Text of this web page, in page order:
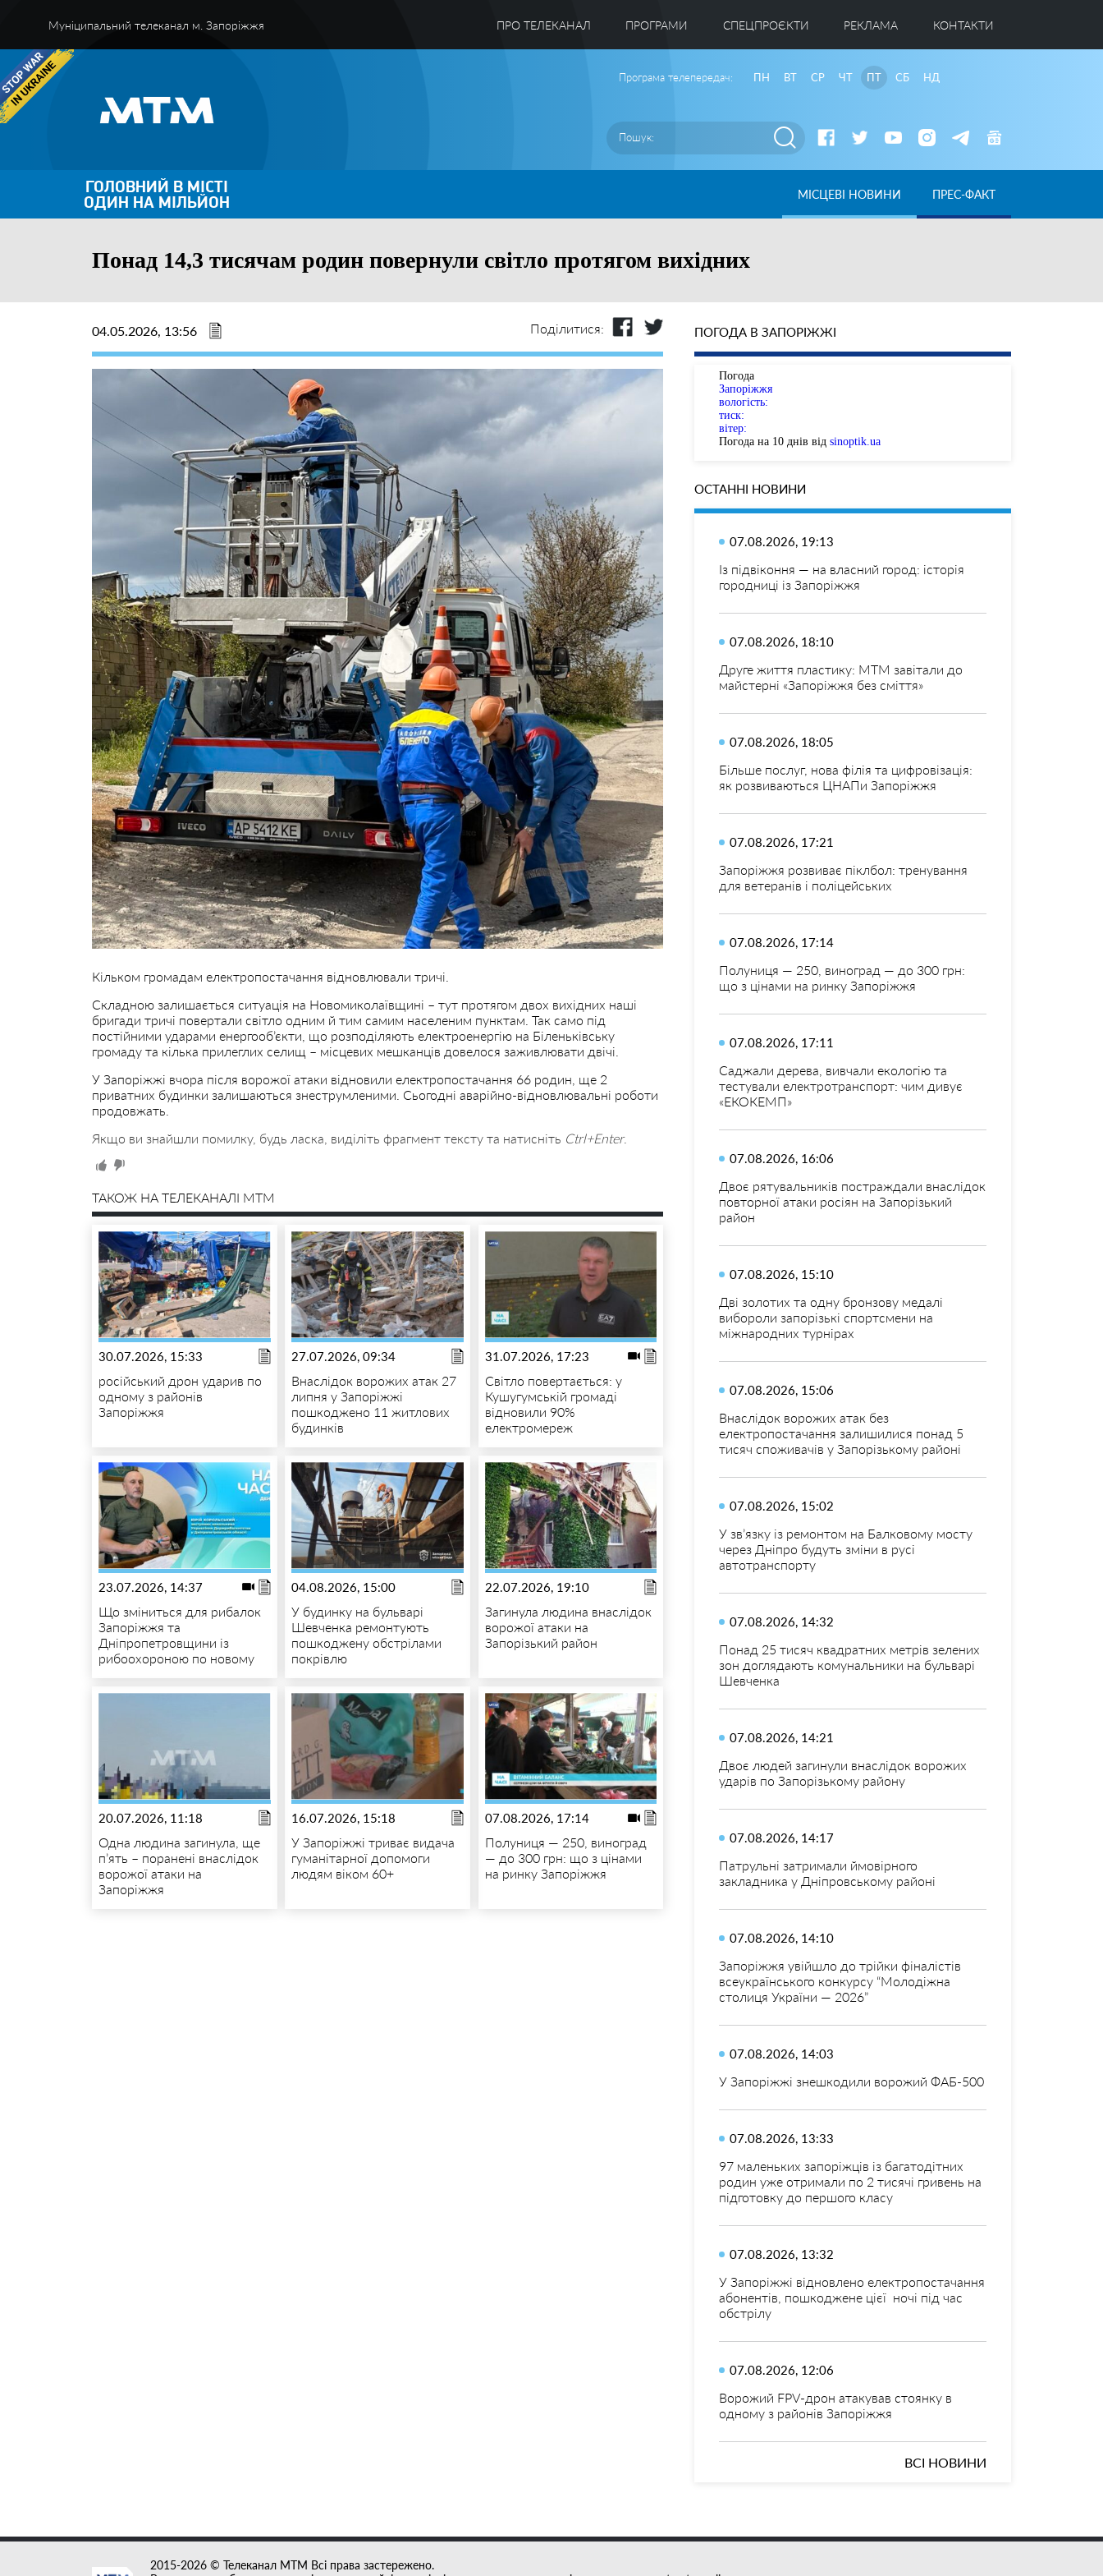
Муніципальний телеканал м. Запоріжжя ПРО ТЕЛЕКАНАЛ ПРОГРАМИ CПЕЦПРОЄКТИ РЕКЛАМА КОНТАКТИ
Програма телепередач: ПН ВТ СР ЧТ ПТ СБ НД
ГОЛОВНИЙ В МІСТІ
ОДИН НА МІЛЬЙОН МІСЦЕВІ НОВИНИ ПРЕС-ФАКТ
Понад 14,3 тисячам родин повернули світло протягом вихідних
04.05.2026, 13:56 Поділитися:
Кільком громадам електропостачання відновлювали тричі.
Складною залишається ситуація на Новомиколаївщині – тут протягом двох вихідних наші
бригади тричі повертали світло одним й тим самим населеним пунктам. Так само під
постійними ударами енергооб’єкти, що розподіляють електроенергію на Біленьківську
громаду та кілька прилеглих селищ – місцевих мешканців довелося заживлювати двічі.
У Запоріжжі вчора після ворожої атаки відновили електропостачання 66 родин, ще 2
приватних будинки залишаються знеструмленими. Сьогодні аварійно-відновлювальні роботи
продовжать.
Якщо ви знайшли помилку, будь ласка, виділіть фрагмент тексту та натисніть Ctrl+Enter.
ТАКОЖ НА ТЕЛЕКАНАЛІ MTM
30.07.2026, 15:33
російський дрон ударив по
одному з районів
Запоріжжя
27.07.2026, 09:34
Внаслідок ворожих атак 27
липня у Запоріжжі
пошкоджено 11 житлових
будинків
31.07.2026, 17:23
Світло повертається: у
Кушугумській громаді
відновили 90%
електромереж
23.07.2026, 14:37
Що зміниться для рибалок
Запоріжжя та
Дніпропетровщини із
рибоохороною по новому
04.08.2026, 15:00
У будинку на бульварі
Шевченка ремонтують
пошкоджену обстрілами
покрівлю
22.07.2026, 19:10
Загинула людина внаслідок
ворожої атаки на
Запорізький район
20.07.2026, 11:18
Одна людина загинула, ще
п’ять – поранені внаслідок
ворожої атаки на
Запоріжжя
16.07.2026, 15:18
У Запоріжжі триває видача
гуманітарної допомоги
людям віком 60+
07.08.2026, 17:14
Полуниця — 250, виноград
— до 300 грн: що з цінами
на ринку Запоріжжя
ПОГОДА В ЗАПОРІЖЖІ
Погода
Запоріжжя
вологість:
тиск:
вітер:
Погода на 10 днів від sinoptik.ua
ОСТАННІ НОВИНИ
07.08.2026, 19:13
Із підвіконня — на власний город: історія
городниці із Запоріжжя
07.08.2026, 18:10
Друге життя пластику: МТМ завітали до
майстерні «Запоріжжя без сміття»
07.08.2026, 18:05
Більше послуг, нова філія та цифровізація:
як розвиваються ЦНАПи Запоріжжя
07.08.2026, 17:21
Запоріжжя розвиває піклбол: тренування
для ветеранів і поліцейських
07.08.2026, 17:14
Полуниця — 250, виноград — до 300 грн:
що з цінами на ринку Запоріжжя
07.08.2026, 17:11
Саджали дерева, вивчали екологію та
тестували електротранспорт: чим дивує
«ЕКОКЕМП»
07.08.2026, 16:06
Двоє рятувальників постраждали внаслідок
повторної атаки росіян на Запорізький
район
07.08.2026, 15:10
Дві золотих та одну бронзову медалі
вибороли запорізькі спортсмени на
міжнародних турнірах
07.08.2026, 15:06
Внаслідок ворожих атак без
електропостачання залишилися понад 5
тисяч споживачів у Запорізькому районі
07.08.2026, 15:02
У зв’язку із ремонтом на Балковому мосту
через Дніпро будуть зміни в русі
автотранспорту
07.08.2026, 14:32
Понад 25 тисяч квадратних метрів зелених
зон доглядають комунальники на бульварі
Шевченка
07.08.2026, 14:21
Двоє людей загинули внаслідок ворожих
ударів по Запорізькому району
07.08.2026, 14:17
Патрульні затримали ймовірного
закладника у Дніпровському районі
07.08.2026, 14:10
Запоріжжя увійшло до трійки фіналістів
всеукраїнського конкурсу “Молодіжна
столиця України — 2026”
07.08.2026, 14:03
У Запоріжжі знешкодили ворожий ФАБ-500
07.08.2026, 13:33
97 маленьких запоріжців із багатодітних
родин уже отримали по 2 тисячі гривень на
підготовку до першого класу
07.08.2026, 13:32
У Запоріжжі відновлено електропостачання
абонентів, пошкоджене цієї ночі під час
обстрілу
07.08.2026, 12:06
Ворожий FPV-дрон атакував стоянку в
одному з районів Запоріжжя
ВСІ НОВИНИ
2015-2026 © Телеканал MTM Всі права застережено.